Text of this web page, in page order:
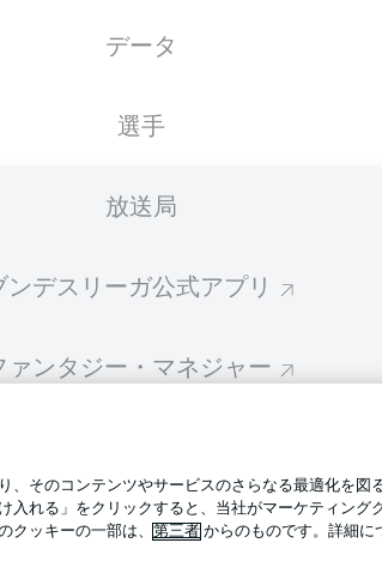
データ
選手
放送局
ンデスリーガ公式アプリ
ァンタジー・マネジャー
グメンバーは試合開始の 60分前に公開されます
BUNDESLIGA APP
利
求人
そのコンテンツやサービスのさらなる最適化を図
れる」をクリックすると、当社がマーケティング
クッキーの一部は、 第三者 からのものです。詳細に